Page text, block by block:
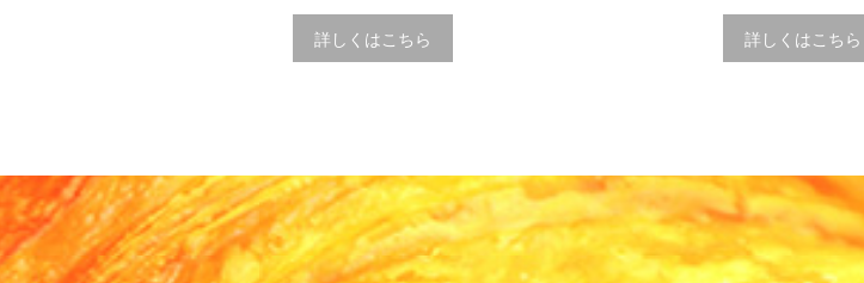
詳しくはこちら 詳しくはこちら